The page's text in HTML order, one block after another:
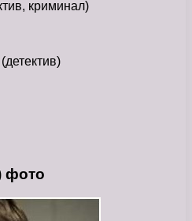
криминал)
фото